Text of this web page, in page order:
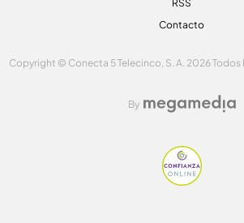
RSS
Contacto
Copyright © Conecta 5 Telecinco, S. A. 2026
By